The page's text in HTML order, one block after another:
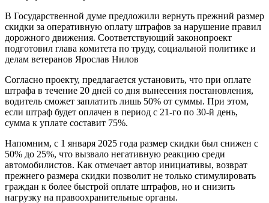
В Государственной думе предложили вернуть прежний размер
скидки за оперативную оплату штрафов за нарушение правил
дорожного движения. Соответствующий законопроект
подготовил глава комитета по труду, социальной политике и
делам ветеранов Ярослав Нилов
Согласно проекту, предлагается установить, что при оплате
штрафа в течение 20 дней со дня вынесения постановления,
водитель сможет заплатить лишь 50% от суммы. При этом,
если штраф будет оплачен в период с 21-го по 30-й день,
сумма к уплате составит 75%.
Напомним, с 1 января 2025 года размер скидки был снижен с
50% до 25%, что вызвало негативную реакцию среди
автомобилистов. Как отмечает автор инициативы, возврат
прежнего размера скидки позволит не только стимулировать
граждан к более быстрой оплате штрафов, но и снизить
нагрузку на правоохранительные органы.